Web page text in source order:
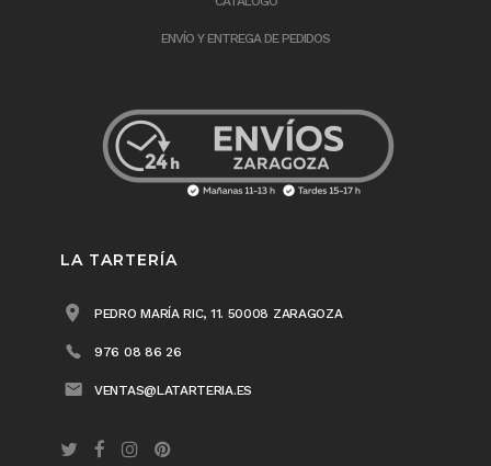
ENVÍO Y ENTREGA DE PEDIDOS
LA TARTERÍA
PEDRO MARÍA RIC, 11. 50008 ZARAGOZA
976 08 86 26
VENTAS@LATARTERIA.ES